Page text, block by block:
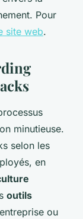
Pour
site web.
minutieuse.
selon les
en
outils
ou